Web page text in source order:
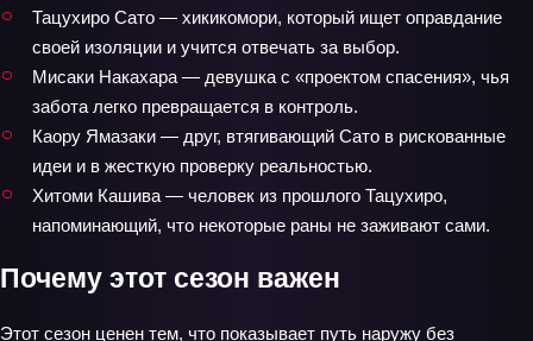
Тацухиро Сато — хикикомори, который ищет оправдание
своей изоляции и учится отвечать за выбор.
Мисаки Накахара — девушка с «проектом спасения», чья
забота легко превращается в контроль.
Каору Ямазаки — друг, втягивающий Сато в рискованные
идеи и в жесткую проверку реальностью.
Хитоми Кашива — человек из прошлого Тацухиро,
напоминающий, что некоторые раны не заживают сами.
Почему этот сезон важен
Этот сезон ценен тем, что показывает путь наружу без